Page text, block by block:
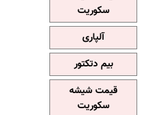
سکوریت
آلپاری
بیم دتکتور
قیمت شیشه
سکوریت